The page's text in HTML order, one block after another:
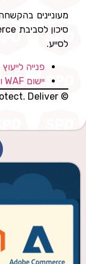
לסייע.
פנייה לייעוץ
יישום WAF והקשחה
© SPD — Secure. Protect. Deliver.